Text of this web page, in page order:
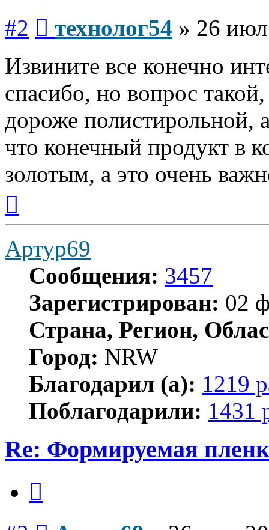
#2 технолог54 » 26
Извините все конечно
спасибо, но вопрос
дороже полистирольной,
что конечный продукт в
золотым, а это очень
началу
Артур69
Сообщения: 3457
Зарегистрирован: 02
Страна, Регион,
Город: NRW
Благодарил (а): 1219
Поблагодарили: 1431
Re: Формируемая